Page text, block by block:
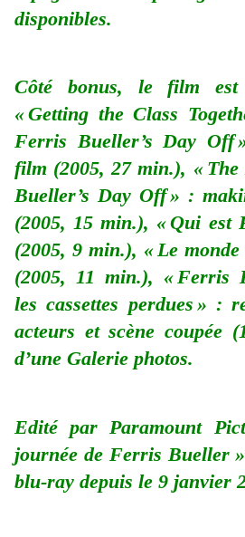
disponibles.
Côté bonus, le film est
« Getting the Class
Ferris Bueller’s Day
film (2005, 27 min.), «
Bueller’s Day Off » :
(2005, 15 min.), « Qui est
(2005, 9 min.), « Le
(2005, 11 min.), « Ferris
les cassettes perdues » :
acteurs et scène coupée
d’une Galerie photos.
Edité par Paramount
journée de Ferris Bueller
blu-ray depuis le 9 janvier